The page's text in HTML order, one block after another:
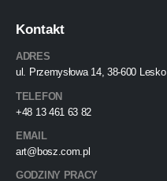
Kontakt
ADRES
ul. Przemysłowa 14, 38-600 Lesko
TELEFON
+48 13 461 63 82
EMAIL
art@bosz.com.pl
GODZINY PRACY